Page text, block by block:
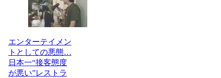
エンターテイメン
トとしての悪態…
日本一“接客態度
が悪い”レストラ